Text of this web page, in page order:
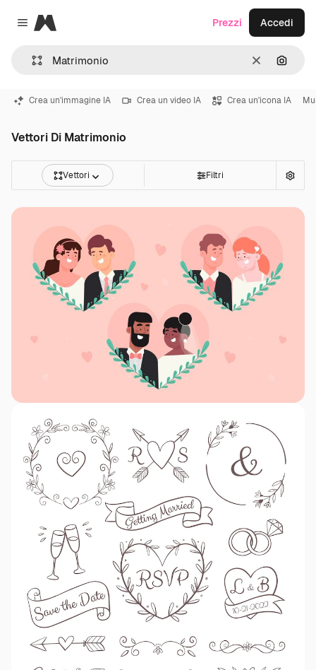
Close menu
Magnific
CancellaCerca
Prezzi Accedi
Crea un'immagine IA Crea un video IA Crea un'icona IA
Vettori Di Matrimonio
Vettori Filtri